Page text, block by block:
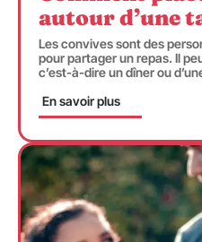
autour d’une
Les convives sont des
pour partager un repas. Il
c’est-à-dire un dîner ou
En savoir plus